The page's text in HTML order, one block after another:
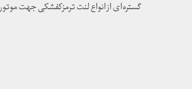
گستره‌ای از انواع لنت ترمز کفشکی جهت